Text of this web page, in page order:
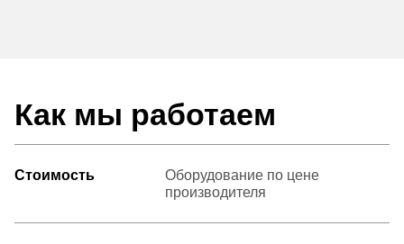
Как мы работаем
Стоимость
Оборудование по цене
производителя